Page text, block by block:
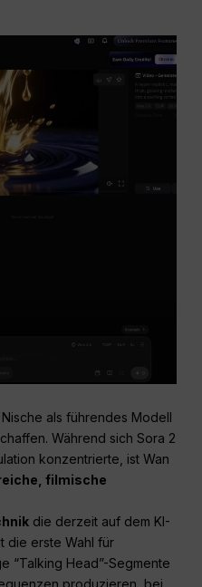
als führendes Modell
Während sich Sora 2
konzentrierte, ist Wan
filmische
die derzeit auf dem KI-
die erste Wahl für
“Talking Head”-Segmente